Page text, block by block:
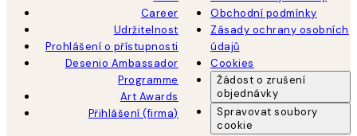
Career
Udržitelnost
Prohlášení o přístupnosti
Desenio Ambassador
Programme
Art Awards
Přihlášení (firma)
Obchodní podmínky
Zásady ochrany osobních
údajů
Cookies
Žádost o zrušení
objednávky
Spravovat soubory
cookie